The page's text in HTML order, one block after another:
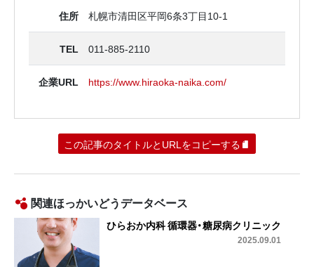
住所 札幌市清田区平岡6条3丁目10‐1
TEL 011-885-2110
企業URL https://www.hiraoka-naika.com/
この記事のタイトルとURLをコピーする
関連ほっかいどうデータベース
ひらおか内科 循環器・糖尿病クリニック
2025.09.01